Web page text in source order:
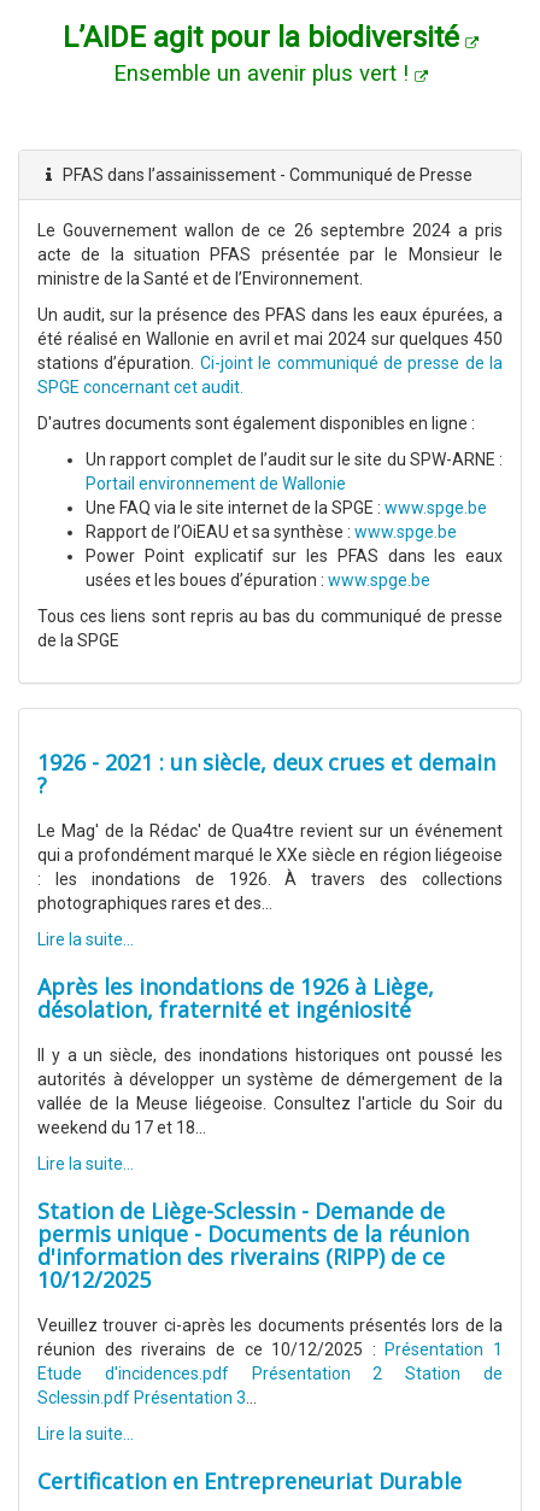
L’AIDE agit pour la biodiversité
Ensemble un avenir plus vert !
PFAS dans l’assainissement - Communiqué de Presse
Le Gouvernement wallon de ce 26 septembre 2024 a pris
acte de la situation PFAS présentée par le Monsieur le
ministre de la Santé et de l’Environnement.
Un audit, sur la présence des PFAS dans les eaux épurées, a
été réalisé en Wallonie en avril et mai 2024 sur quelques 450
stations d’épuration. Ci-joint le communiqué de presse de la
SPGE concernant cet audit.
D'autres documents sont également disponibles en ligne :
Un rapport complet de l’audit sur le site du SPW-ARNE :
Portail environnement de Wallonie
Une FAQ via le site internet de la SPGE : www.spge.be
Rapport de l’OiEAU et sa synthèse : www.spge.be
Power Point explicatif sur les PFAS dans les eaux
usées et les boues d’épuration : www.spge.be
Tous ces liens sont repris au bas du communiqué de presse
de la SPGE
1926 - 2021 : un siècle, deux crues et demain
?
Le Mag' de la Rédac' de Qua4tre revient sur un événement
qui a profondément marqué le XXe siècle en région liégeoise
: les inondations de 1926. À travers des collections
photographiques rares et des...
Lire la suite...
Après les inondations de 1926 à Liège,
désolation, fraternité et ingéniosité
Il y a un siècle, des inondations historiques ont poussé les
autorités à développer un système de démergement de la
vallée de la Meuse liégeoise. Consultez l'article du Soir du
weekend du 17 et 18...
Lire la suite...
Station de Liège-Sclessin - Demande de
permis unique - Documents de la réunion
d'information des riverains (RIPP) de ce
10/12/2025
Veuillez trouver ci-après les documents présentés lors de la
réunion des riverains de ce 10/12/2025 :
Présentation 1
Etude d'incidences.pdf
Présentation 2 Station de
Sclessin.pdf Présentation 3...
Lire la suite...
Certification en Entrepreneuriat Durable